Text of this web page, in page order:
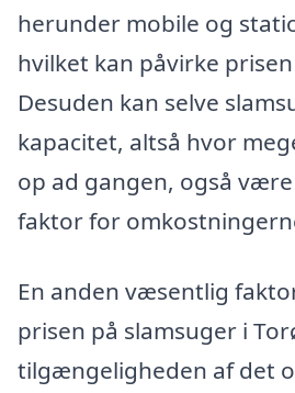
herunder mobile og
hvilket kan påvirke
Desuden kan selve
kapacitet, altså hvor
op ad gangen, også
faktor for
En anden væsentlig
prisen på slamsuger i
tilgængeligheden af det